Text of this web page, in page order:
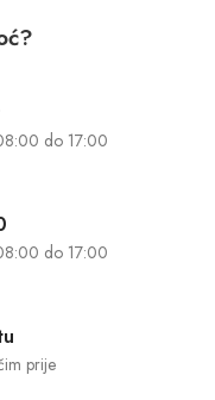
do 17:00
do 17:00
prije